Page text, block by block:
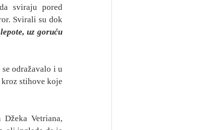
sviraju pored
Svirali su dok
uz goruću
odražavalo i u
stihove koje
Vetriana,